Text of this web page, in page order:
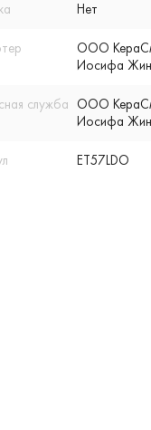
Нет
ООО
Иосифа
служба ООО
Иосифа
ET57LDO